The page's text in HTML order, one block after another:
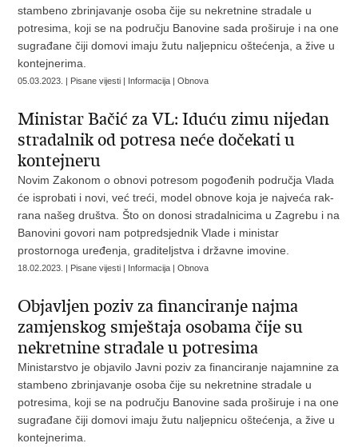
stambeno zbrinjavanje osoba čije su nekretnine stradale u
potresima, koji se na području Banovine sada proširuje i na one
sugrađane čiji domovi imaju žutu naljepnicu oštećenja, a žive u
kontejnerima.
05.03.2023. | Pisane vijesti | Informacija | Obnova
Ministar Bačić za VL: Iduću zimu nijedan
stradalnik od potresa neće dočekati u
kontejneru
Novim Zakonom o obnovi potresom pogođenih područja Vlada
će isprobati i novi, već treći, model obnove koja je najveća rak-
rana našeg društva. Što on donosi stradalnicima u Zagrebu i na
Banovini govori nam potpredsjednik Vlade i ministar
prostornoga uređenja, graditeljstva i državne imovine.
18.02.2023. | Pisane vijesti | Informacija | Obnova
Objavljen poziv za financiranje najma
zamjenskog smještaja osobama čije su
nekretnine stradale u potresima
Ministarstvo je objavilo Javni poziv za financiranje najamnine za
stambeno zbrinjavanje osoba čije su nekretnine stradale u
potresima, koji se na području Banovine sada proširuje i na one
sugrađane čiji domovi imaju žutu naljepnicu oštećenja, a žive u
kontejnerima.